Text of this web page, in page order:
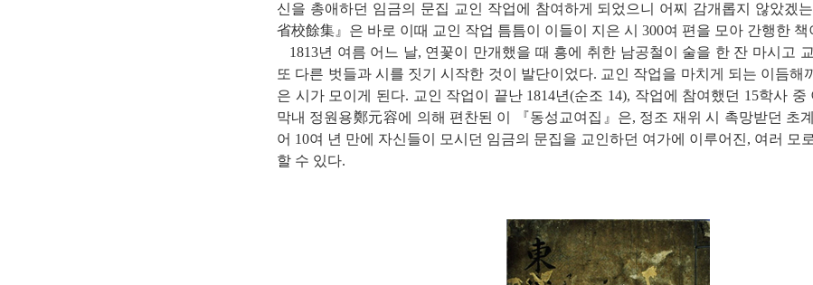
신을 총애하던 임금의 문집 교인 작업에 참여하게 되었으니 어찌 감개롭지 않았겠
省校餘集』은 바로 이때 교인 작업 틈틈이 이들이 지은 시 300여 편을 모아 간행한 책
1813년 여름 어느 날, 연꽃이 만개했을 때 흥에 취한 남공철이 술을 한 잔 마시고
또 다른 벗들과 시를 짓기 시작한 것이 발단이었다. 교인 작업을 마치게 되는 이듬해
은 시가 모이게 된다. 교인 작업이 끝난 1814년(순조 14), 작업에 참여했던 15학사 중
막내 정원용鄭元容에 의해 편찬된 이 『동성교여집』은, 정조 재위 시 촉망받던 초
어 10여 년 만에 자신들이 모시던 임금의 문집을 교인하던 여가에 이루어진, 여러 모
할 수 있다.